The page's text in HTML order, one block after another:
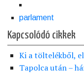
parlament
Kapcsolódó cikkek
Ki a töltelékből,
Tapolca után –